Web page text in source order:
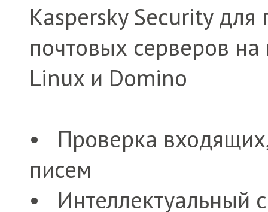
Kaspersky Security
почтовых серверов
Linux и Domino
• Проверка
писем
• Интеллектуальный